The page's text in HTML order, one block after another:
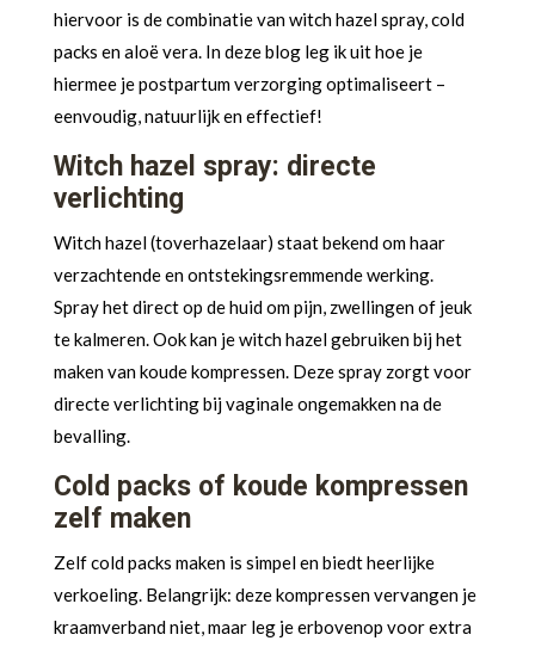
hiervoor is de combinatie van witch hazel spray, cold
packs en aloë vera. In deze blog leg ik uit hoe je
hiermee je postpartum verzorging optimaliseert –
eenvoudig, natuurlijk en effectief!
Witch hazel spray: directe
verlichting
Witch hazel (toverhazelaar) staat bekend om haar
verzachtende en ontstekingsremmende werking.
Spray het direct op de huid om pijn, zwellingen of jeuk
te kalmeren. Ook kan je witch hazel gebruiken bij het
maken van koude kompressen. Deze spray zorgt voor
directe verlichting bij vaginale ongemakken na de
bevalling.
Cold packs of koude kompressen
zelf maken
Zelf cold packs maken is simpel en biedt heerlijke
verkoeling. Belangrijk: deze kompressen vervangen je
kraamverband niet, maar leg je erbovenop voor extra